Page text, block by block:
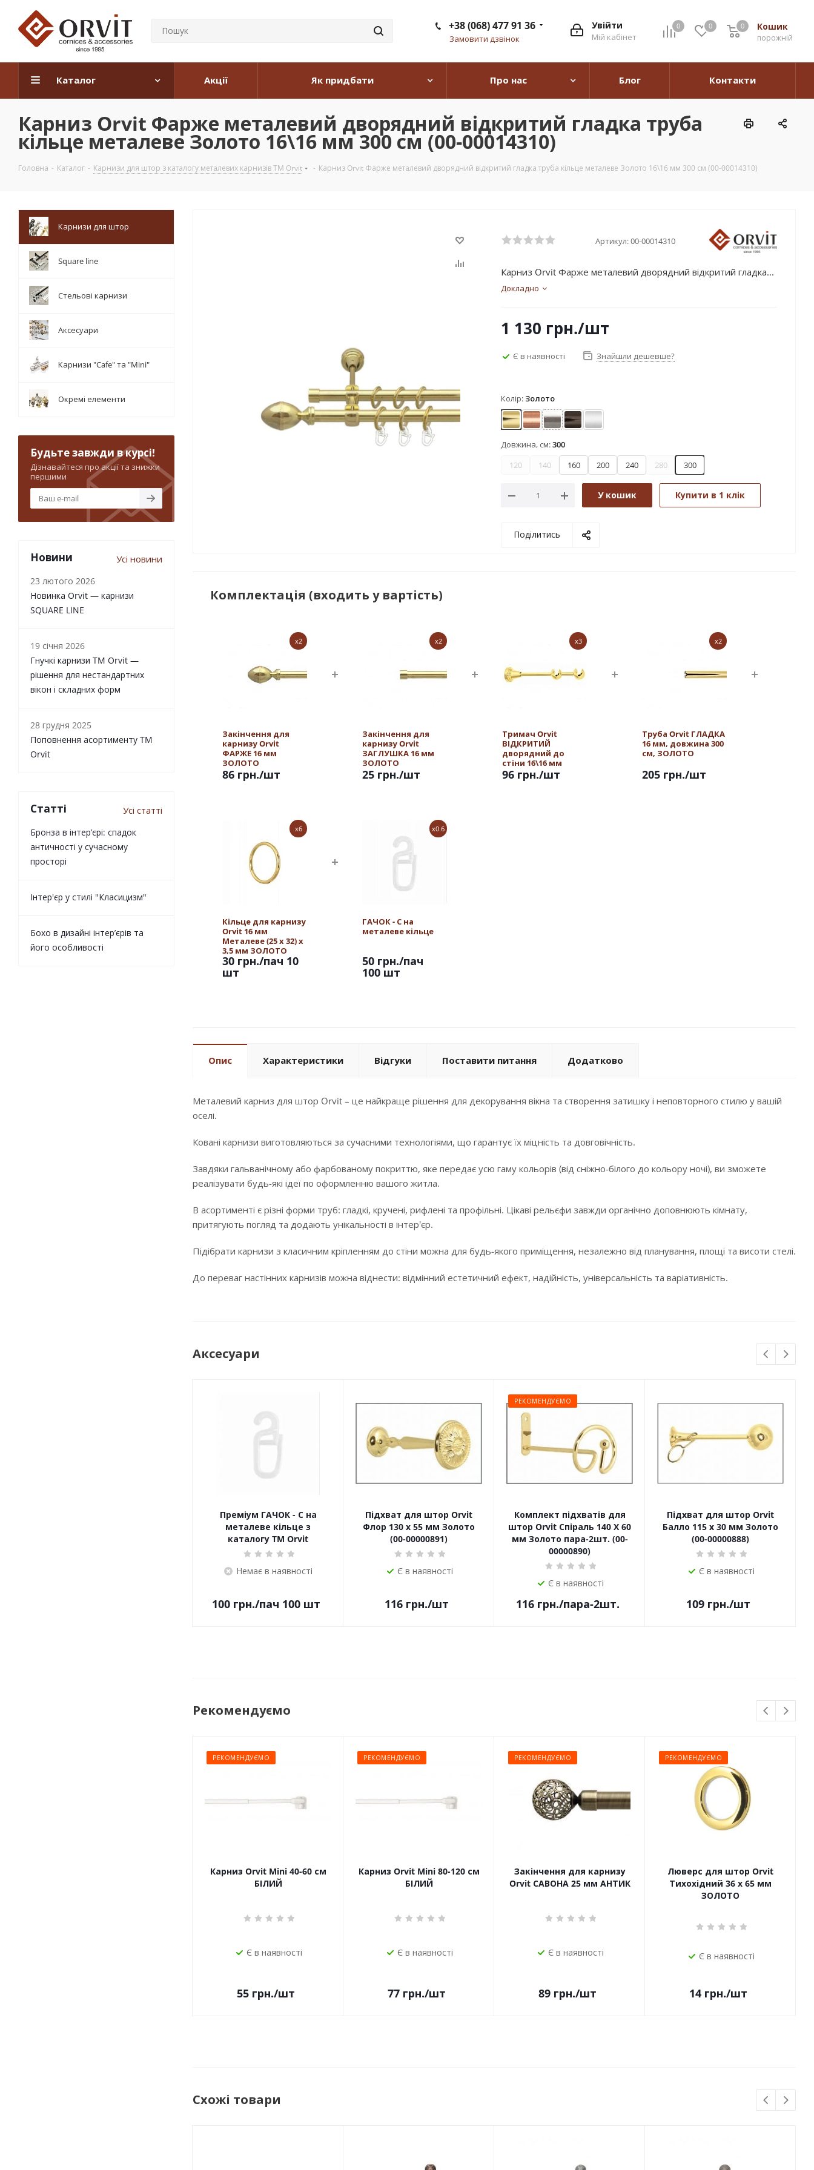
0 0 Кошик
0
порожній
0
Увійти
Мій кабінет
+38 (068) 477 91 36
Замовити дзвінок
Каталог Акції Як придбати Про нас Блог Контакти
Карниз Orvit Фарже металевий дворядний відкритий гладка труба
кільце металеве Золото 16\16 мм 300 см (00-00014310)
Головна - Каталог - Карнизи для штор з каталогу металевих карнизів TM Orvit - Карниз Orvit Фарже металевий дворядний відкритий гладка труба кільце металеве Золото 16\16 мм 300 см (00-00014310)
Артикул:00-00014310
Карниз Orvit Фарже металевий дворядний відкритий гладка...
Докладно
1 130 грн./шт
Є в наявності Знайшли дешевше?
Колір: Золото
ЗолотоМідьНержавіюча сталь
ОніксСатин
Довжина, см:300
120
140 160 200 240 280 300
У кошик Купити в 1 клік
Поділитись
Комплектація (входить у вартість)
x2
Закінчення для
карнизу Orvit
ФАРЖЕ 16 мм
ЗОЛОТО
86 грн./шт
x2
Закінчення для
карнизу Orvit
ЗАГЛУШКА 16 мм
ЗОЛОТО
25 грн./шт
x3
Тримач Orvit
ВІДКРИТИЙ
дворядний до
стіни 16\16 мм
ЗОЛОТО
96 грн./шт
x2
Труба Orvit ГЛАДКА
16 мм, довжина 300
см, ЗОЛОТО
205 грн./шт
x6
Кільце для карнизу
Orvit 16 мм
Металеве (25 х 32) х
3,5 мм ЗОЛОТО
30 грн./пач 10
шт
x0.6
ГАЧОК - С на
металеве кільце
50 грн./пач
100 шт
Опис Характеристики Відгуки Поставити питання Додатково
Металевий карниз для штор Orvit – це найкраще рішення для декорування вікна та створення затишку і неповторного стилю у вашій
оселі.
Ковані карнизи виготовляються за сучасними технологіями, що гарантує їх міцність та довговічність.
Завдяки гальванічному або фарбованому покриттю, яке передає усю гаму кольорів (від сніжно-білого до кольору ночі), ви зможете
реалізувати будь-які ідеї по оформленню вашого житла.
В асортименті є різні форми труб: гладкі, кручені, рифлені та профільні. Цікаві рельєфи завжди органічно доповнюють кімнату,
притягують погляд та додають унікальності в інтер'єр.
Підібрати карнизи з класичним кріпленням до стіни можна для будь-якого приміщення, незалежно від планування, площі та висоти стелі.
До переваг настінних карнизів можна віднести: відмінний естетичний ефект, надійність, універсальність та варіативність.
Аксесуари
Преміум ГАЧОК - С на
металеве кільце з
каталогу TM Orvit
Немає в наявності
100грн./пач 100 шт
Підхват для штор Orvit
Флор 130 х 55 мм Золото
(00-00000891)
Є в наявності
116 грн./шт
РЕКОМЕНДУЄМО
Комплект підхватів для
штор Orvit Спіраль 140 Х 60
мм Золото пара-2шт. (00-
00000890)
Є в наявності
116грн./пара-2шт.
Підхват для штор Orvit
Балло 115 х 30 мм Золото
(00-00000888)
Є в наявності
109 грн./шт
Рекомендуємо
РЕКОМЕНДУЄМО
Карниз Orvit Mini 40-60 см
БІЛИЙ
Є в наявності
55 грн./шт
РЕКОМЕНДУЄМО
Карниз Orvit Mini 80-120 см
БІЛИЙ
Є в наявності
77 грн./шт
РЕКОМЕНДУЄМО
Закінчення для карнизу
Orvit САВОНА 25 мм АНТИК
Є в наявності
89 грн./шт
РЕКОМЕНДУЄМО
Люверс для штор Orvit
Тихохідний 36 х 65 мм
ЗОЛОТО
Є в наявності
14 грн./шт
Схожі товари
Карнизи для штор
Square line
Стельові карнизи
Аксесуари
Карнизи "Cafe" та "Mini"
Окремі елементи
Будьте завжди в курсі!
Дізнавайтеся про акції та знижки
першими
Новини Усі новини
23 лютого 2026
Новинка Orvit — карнизи
SQUARE LINE
19 січня 2026
Гнучкі карнизи TM Orvit —
рішення для нестандартних
вікон і складних форм
28 грудня 2025
Поповнення асортименту TM
Orvit
Статті Усі статті
Бронза в інтер’єрі: спадок
античності у сучасному
просторі
Інтер'єр у стилі "Класицизм"
Бохо в дизайні інтер’єрів та
його особливості